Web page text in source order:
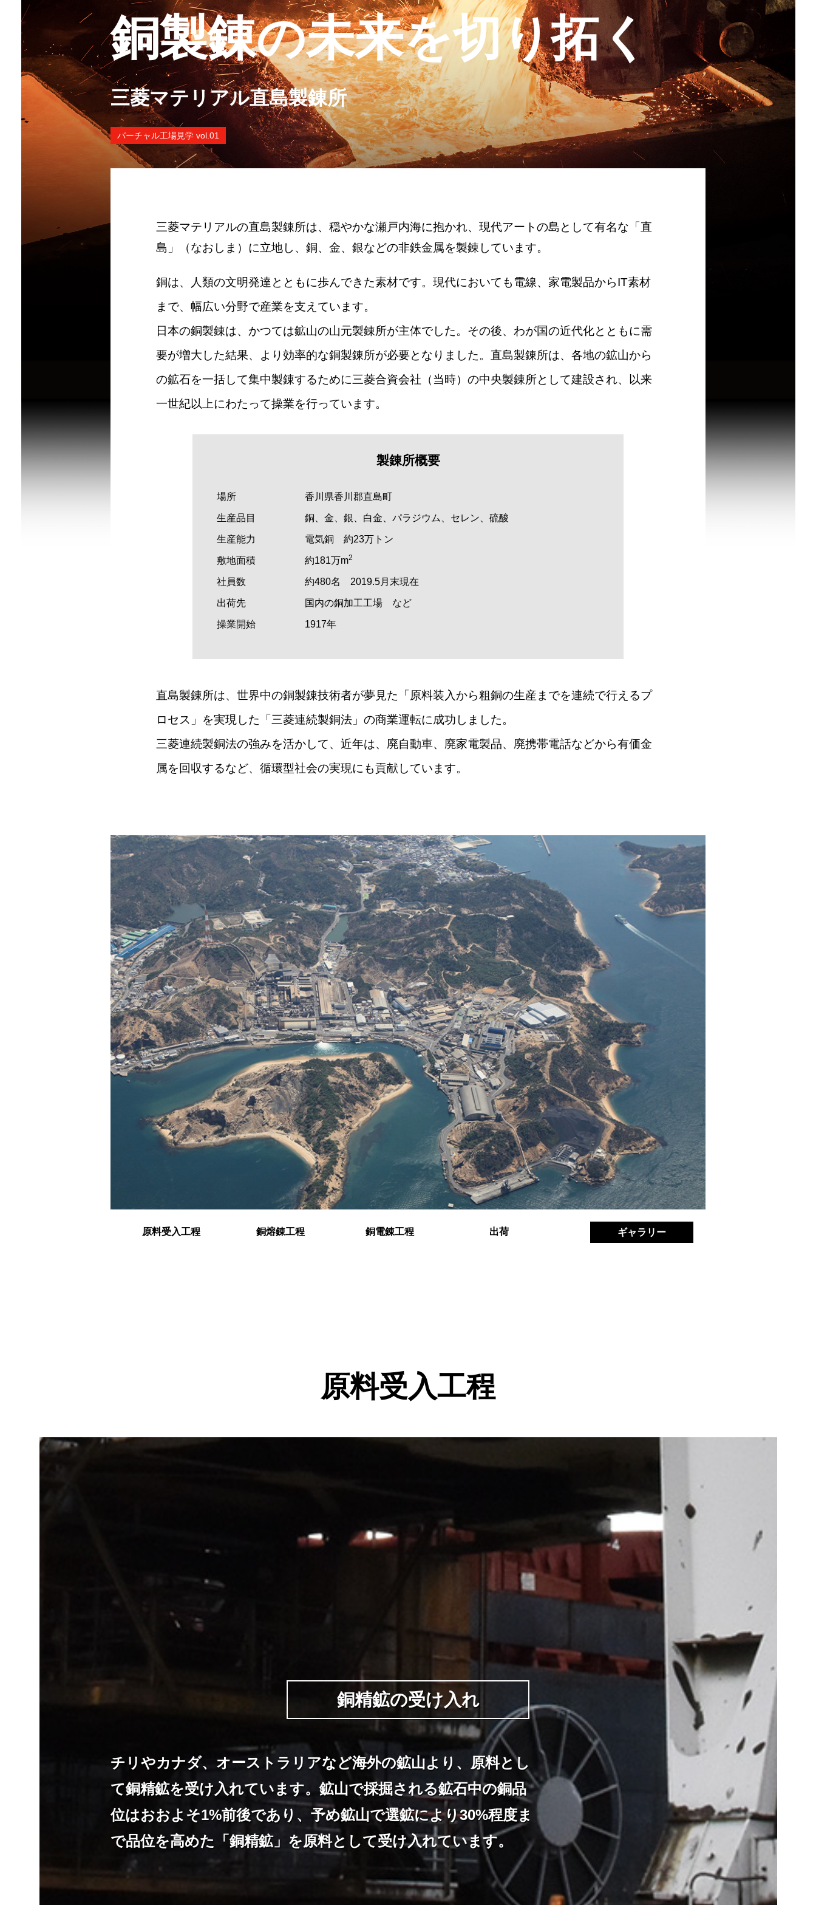
銅製錬の未来を切り拓く
三菱マテリアル直島製錬所
バーチャル工場見学 vol.01
三菱マテリアルの直島製錬所は、穏やかな瀬戸内海に抱かれ、現代アートの島として有名な「直
島」（なおしま）に立地し、銅、金、銀などの非鉄金属を製錬しています。
銅は、人類の文明発達とともに歩んできた素材です。現代においても電線、家電製品からIT素材
まで、幅広い分野で産業を支えています。
日本の銅製錬は、かつては鉱山の山元製錬所が主体でした。その後、わが国の近代化とともに需
要が増大した結果、より効率的な銅製錬所が必要となりました。直島製錬所は、各地の鉱山から
の鉱石を一括して集中製錬するために三菱合資会社（当時）の中央製錬所として建設され、以来
一世紀以上にわたって操業を行っています。
製錬所概要
場所 香川県香川郡直島町
生産品目 銅、金、銀、白金、パラジウム、セレン、硫酸
生産能力 電気銅 約23万トン
敷地面積 約181万m2
社員数 約480名 2019.5月末現在
出荷先 国内の銅加工工場 など
操業開始 1917年
直島製錬所は、世界中の銅製錬技術者が夢見た「原料装入から粗銅の生産までを連続で行えるプ
ロセス」を実現した「三菱連続製銅法」の商業運転に成功しました。
三菱連続製銅法の強みを活かして、近年は、廃自動車、廃家電製品、廃携帯電話などから有価金
属を回収するなど、循環型社会の実現にも貢献しています。
原料受入工程 銅熔錬工程 銅電錬工程 出荷 ギャラリー
原料受入工程
銅精鉱の受け入れ
チリやカナダ、オーストラリアなど海外の鉱山より、原料とし
て銅精鉱を受け入れています。鉱山で採掘される鉱石中の銅品
位はおおよそ1%前後であり、予め鉱山で選鉱により30%程度ま
で品位を高めた「銅精鉱」を原料として受け入れています。